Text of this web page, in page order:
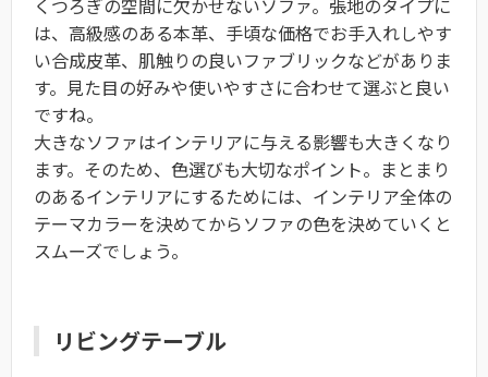
くつろぎの空間に欠かせないソファ。張地のタイプに
は、高級感のある本革、手頃な価格でお手入れしやす
い合成皮革、肌触りの良いファブリックなどがありま
す。見た目の好みや使いやすさに合わせて選ぶと良い
ですね。
大きなソファはインテリアに与える影響も大きくなり
ます。そのため、色選びも大切なポイント。まとまり
のあるインテリアにするためには、インテリア全体の
テーマカラーを決めてからソファの色を決めていくと
スムーズでしょう。
リビングテーブル